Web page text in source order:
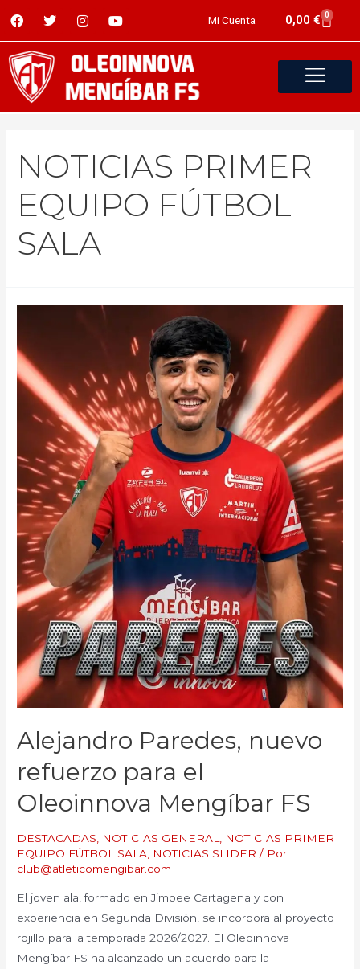
Mi Cuenta 0,00 € 0
NOTICIAS PRIMER
EQUIPO FÚTBOL
SALA
Alejandro Paredes, nuevo
refuerzo para el
Oleoinnova Mengíbar FS
DESTACADAS NOTICIAS GENERAL
NOTICIAS PRIMER
EQUIPO FÚTBOL SALA
NOTICIAS SLIDER / Por
club@atleticomengibar.com
El joven ala, formado en Jimbee Cartagena y con
experiencia en Segunda División, se incorpora al proyecto
rojillo para la temporada 2026/2027. El Oleoinnova
Mengíbar FS ha alcanzado un acuerdo para la